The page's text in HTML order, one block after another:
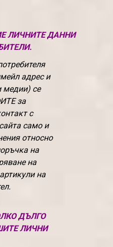
ЛИЧНИТЕ ДАННИ
адрес и
медии) се
за
с
само и
относно
на
на
на
ДЪЛГО
ЛИЧНИ